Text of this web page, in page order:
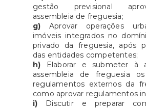
gestão previsional
assembleia de freguesia;
g) Aprovar operações
imóveis integrados no
privado da freguesia, após
das entidades competentes;
h)
Elaborar e submeter à
assembleia de freguesia
regulamentos externos da
como aprovar regulamentos
i) Discutir e preparar